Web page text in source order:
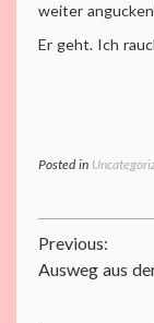
weiter
Er geht. Ich
Posted in
Previous:
Ausweg aus